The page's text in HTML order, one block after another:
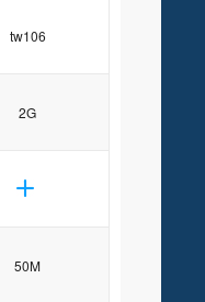
tw106
2G
50M